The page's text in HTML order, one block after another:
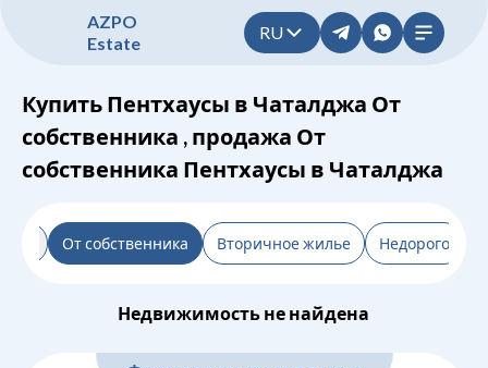
AZPO
Estate
RU
Купить Пентхаусы в Чаталджа От
собственника , продажа От
собственника Пентхаусы в Чаталджа
Вторичное жилье Недорого
От собственника
Недвижимость не найдена